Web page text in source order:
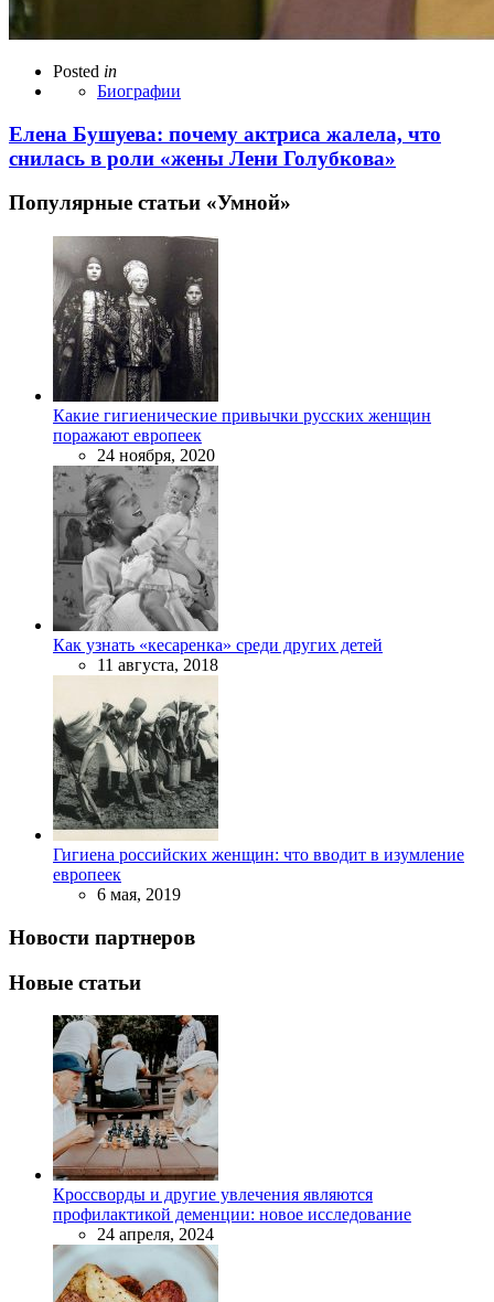
Posted in
Биографии
Елена Бушуева: почему актриса жалела, что
снилась в роли «жены Лени Голубкова»
Популярные статьи «Умной»
Какие гигиенические привычки русских женщин
поражают европеек
24 ноября, 2020
Как узнать «кесаренка» среди других детей
11 августа, 2018
Гигиена российских женщин: что вводит в изумление
европеек
6 мая, 2019
Новости партнеров
Новые статьи
Кроссворды и другие увлечения являются
профилактикой деменции: новое исследование
24 апреля, 2024